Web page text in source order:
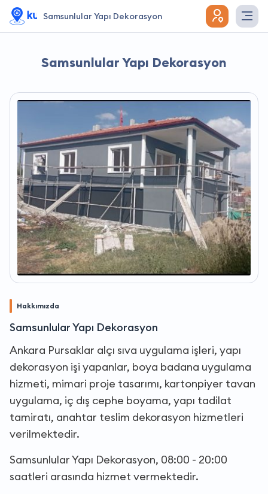
Samsunlular Yapı Dekorasyon
Samsunlular Yapı Dekorasyon
Hakkımızda
Samsunlular Yapı Dekorasyon
Ankara Pursaklar alçı sıva uygulama işleri, yapı
dekorasyon işi yapanlar, boya badana uygulama
hizmeti, mimari proje tasarımı, kartonpiyer tavan
uygulama, iç dış cephe boyama, yapı tadilat
tamiratı, anahtar teslim dekorasyon hizmetleri
verilmektedir.
Samsunlular Yapı Dekorasyon, 08:00 - 20:00
saatleri arasında hizmet vermektedir.